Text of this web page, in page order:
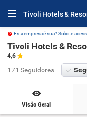
Tivoli Hotels &
Esta empresa é sua? Solicite
Tivoli Hotels &
4,6
171 Seguidores
Visão Geral